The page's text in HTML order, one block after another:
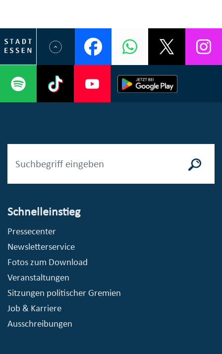
Schnelleinstieg
Pressecenter
Newsletterservice
Fotos zum Download
Veranstaltungen
Sitzungen politischer Gremien
Job & Karriere
Ausschreibungen